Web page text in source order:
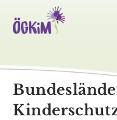
Inhalt
springen